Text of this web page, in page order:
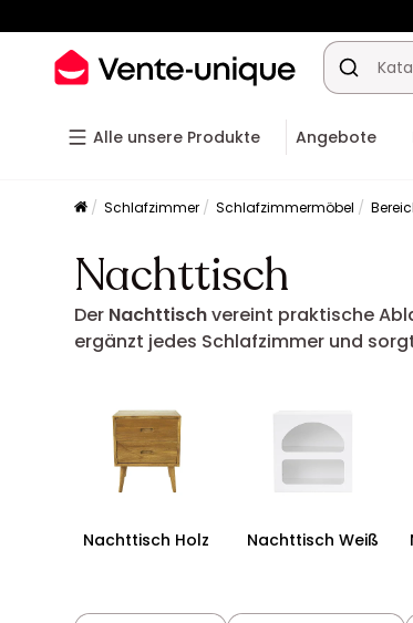
Alle unsere Produkte Angebote
Schlafzimmer Schlafzimmermöbel
Nachttisch
Der Nachttischvereint praktische
ergänzt jedes Schlafzimmer und
Nachttisch Holz Nachttisch Weiß